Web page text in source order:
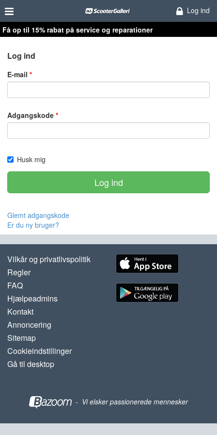
Log ind
Få op til 15% rabat på service og reparationer
Log ind
E-mail
Adgangskode
Husk mig
Log ind
Glemt adgangskode
Er du ny bruger?
Vilkår og privatlivspolitik
Regler
FAQ
Hjælpeadmins
Kontakt
Annoncering
Sitemap
Cookieindstillinger
Gå til desktop
- Vi elsker passionerede mennesker